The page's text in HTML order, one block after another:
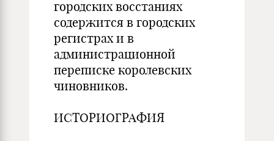
городских восстаниях
содержится в городских
регистрах и в
администрационной
переписке королевских
чиновников.
ИСТОРИОГРАФИЯ